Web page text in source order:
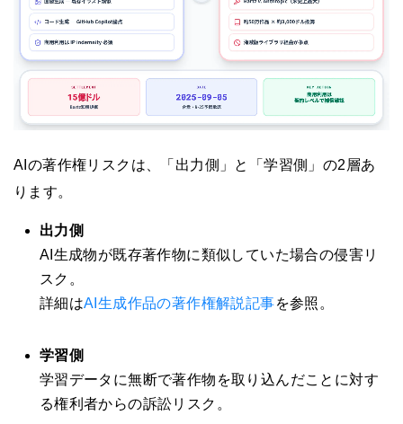
AIの著作権リスクは、「出力側」と「学習側」の2層あ
ります。
出力側
AI生成物が既存著作物に類似していた場合の侵害リ
スク。
詳細はAI生成作品の著作権解説記事を参照。
学習側
学習データに無断で著作物を取り込んだことに対す
る権利者からの訴訟リスク。